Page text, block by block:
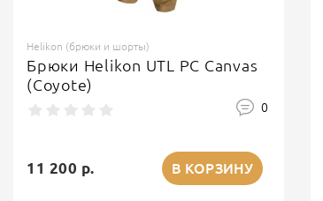
Helikon (брюки и шорты)
Брюки Helikon UTL PC Canvas
(Coyote)
0
11 200 р. В КОРЗИНУ